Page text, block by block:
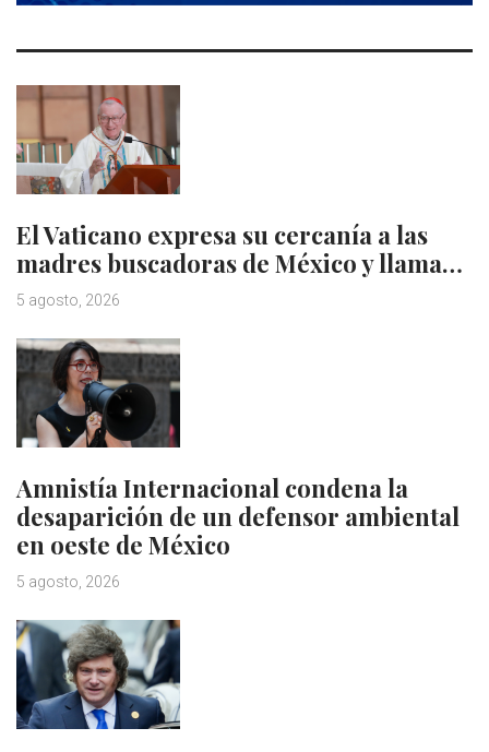
El Vaticano expresa su cercanía a las
madres buscadoras de México y llama…
5 agosto, 2026
Amnistía Internacional condena la
desaparición de un defensor ambiental
en oeste de México
5 agosto, 2026